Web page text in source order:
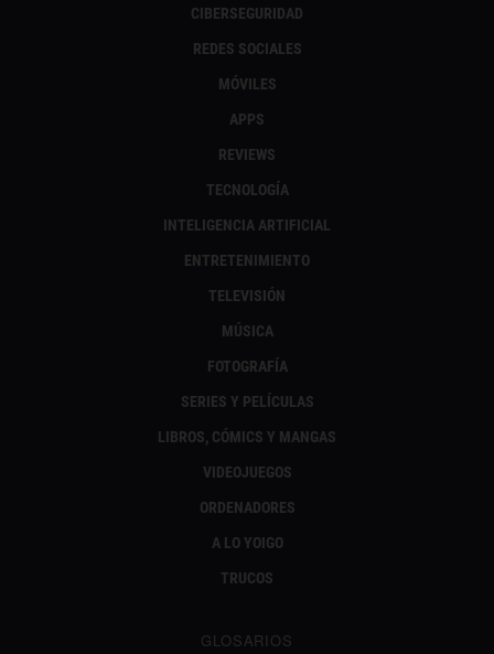
CIBERSEGURIDAD
REDES SOCIALES
MÓVILES
APPS
REVIEWS
TECNOLOGÍA
INTELIGENCIA ARTIFICIAL
ENTRETENIMIENTO
TELEVISIÓN
MÚSICA
FOTOGRAFÍA
SERIES Y PELÍCULAS
LIBROS, CÓMICS Y MANGAS
VIDEOJUEGOS
ORDENADORES
A LO YOIGO
TRUCOS
GLOSARIOS